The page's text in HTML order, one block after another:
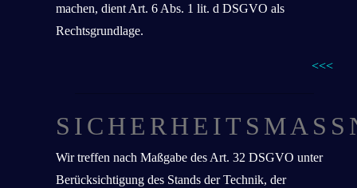
machen, dient Art. 6 Abs. 1 lit. d DSGVO als
Rechtsgrundlage.
<<<
Wir treffen nach Maßgabe des Art. 32 DSGVO unter
Berücksichtigung des Stands der Technik, der